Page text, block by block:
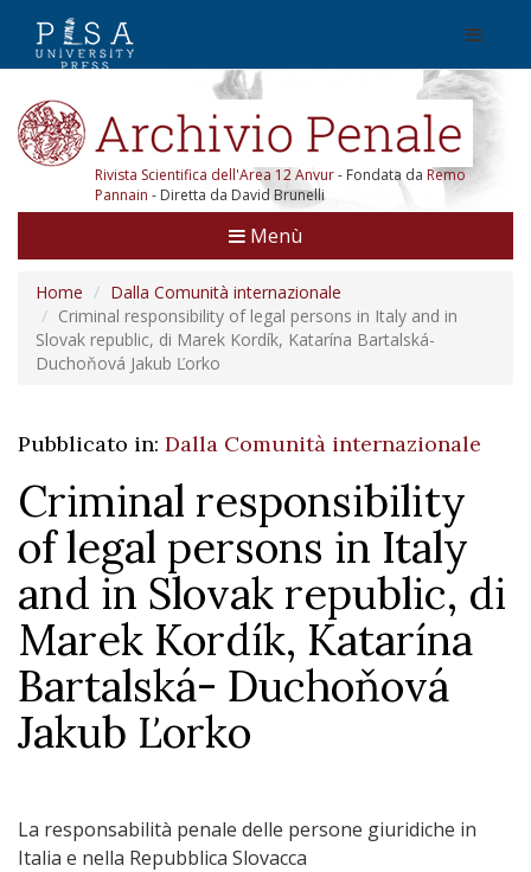
Rivista Scientifica dell'Area 12 Anvur- Fondata da Remo
Pannain - Diretta da David Brunelli
Menù
Home
Dalla Comunità internazionale
Criminal responsibility of legal persons in Italy and in
Slovak republic, di Marek Kordík, Katarína Bartalská-
Duchoňová Jakub Ľorko
Pubblicato in: Dalla Comunità internazionale
Criminal responsibility
of legal persons in Italy
and in Slovak republic, di
Marek Kordík, Katarína
Bartalská- Duchoňová
Jakub Ľorko
La responsabilità penale delle persone giuridiche in
Italia e nella Repubblica Slovacca